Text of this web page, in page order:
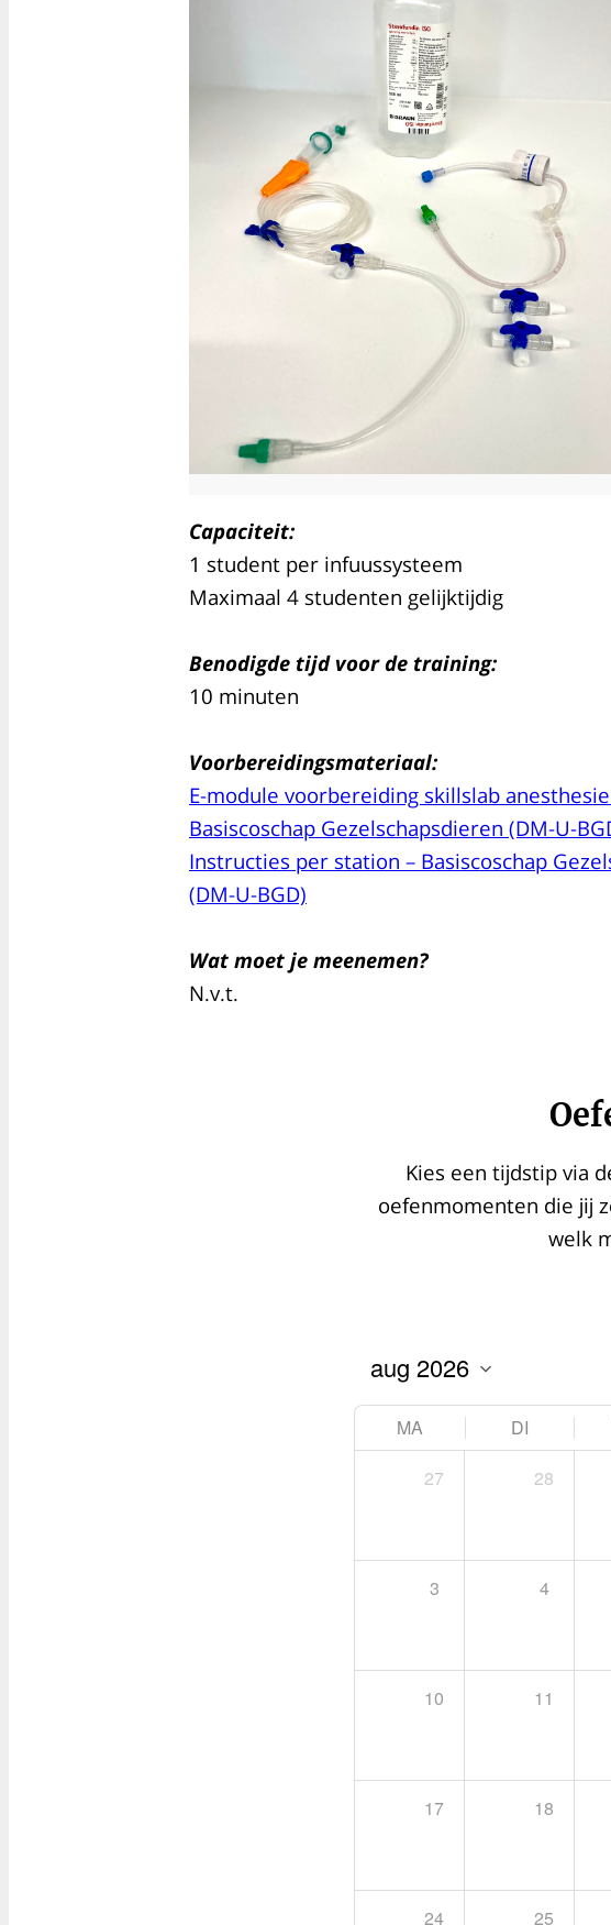
Capaciteit:
1 student per infuussysteem
Maximaal 4 studenten gelijktijdig
Benodigde tijd voor de training:
10 minuten
Voorbereidingsmateriaal:
E-module voorbereiding skillslab
Basiscoschap Gezelschapsdieren (DM-U-
Instructies per station – Basiscoschap
(DM-U-BGD)
Wat moet je meenemen?
N.v.t.
Kies een tijdstip via
oefenmomenten die jij
welk
MA DI
27
28
3 4
10 11
17 18
24 25